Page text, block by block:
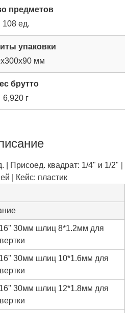
предметов
108 ед.
упаковки
мм
брутто
6,920 г
| Присоед. квадрат: 1/4" и 1/2" |
| Кейс: пластик
30мм шлиц 8*1.2мм для
30мм шлиц 10*1.6мм для
30мм шлиц 12*1.8мм для